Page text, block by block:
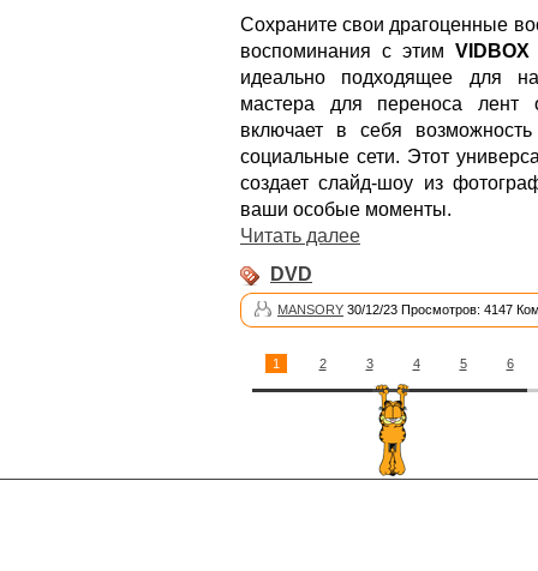
Сохраните свои драгоценные
воспоминания с этим
идеально подходящее для
мастера для переноса
включает в себя
социальные сети. Этот
создает слайд-шоу из
ваши особые моменты.
Читать далее
DVD
MANSORY 30/12/23 Просмотров: 4147
1 2 3 4 5 6